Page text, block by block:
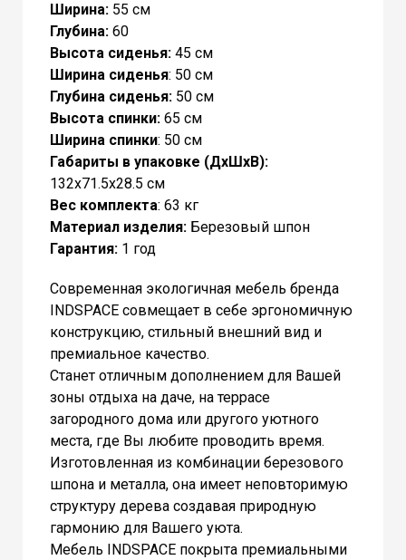
Ширина: 55 см
Глубина: 60
Высота сиденья: 45 см
Ширина сиденья: 50 см
Глубина сиденья: 50 см
Высота спинки: 65 см
Ширина спинки: 50 см
Габариты в упаковке (ДхШхВ):
132x71.5x28.5 см
Вес комплекта: 63 кг
Материал изделия: Березовый шпон
Гарантия: 1 год
Современная экологичная мебель бренда
INDSPACE совмещает в себе эргономичную
конструкцию, стильный внешний вид и
премиальное качество.
Станет отличным дополнением для Вашей
зоны отдыха на даче, на террасе
загородного дома или другого уютного
места, где Вы любите проводить время.
Изготовленная из комбинации березового
шпона и металла, она имеет неповторимую
структуру дерева создавая природную
гармонию для Вашего уюта.
Мебель INDSPACE покрыта премиальными